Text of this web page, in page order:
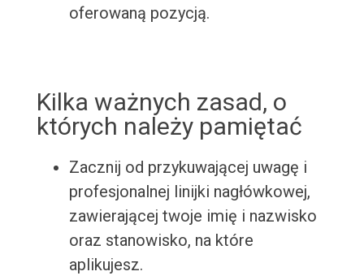
oferowaną pozycją.
Kilka ważnych zasad, o
których należy pamiętać
Zacznij od przykuwającej uwagę i
profesjonalnej linijki nagłówkowej,
zawierającej twoje imię i nazwisko
oraz stanowisko, na które
aplikujesz.